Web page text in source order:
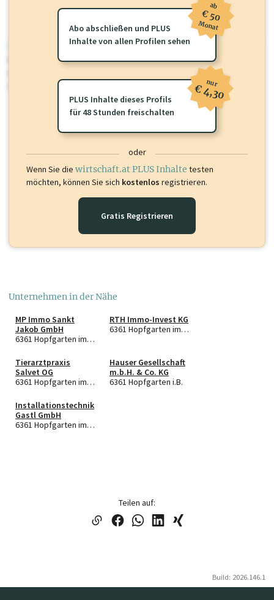
wirtschaft.at PLUS
Für dieses Profil gibt es zusätzlichewirtschaft.at PLUS Inhalte
Sie momentan nicht einsehen können. Schalten Sie dieses Profil frei
oder loggen Sie sich ein um diese Inhalte zu sehen.
Abo abschließen und PLUS
Inhalte von allen Profilen sehen
ab
€ 50
Monat
PLUS Inhalte dieses Profils
für 48 Stunden freischalten
nur
€ 4,30
oder
Wenn Sie die wirtschaft.at PLUS Inhalte testen
möchten, können Sie sich kostenlos registrieren.
Gratis Registrieren
Unternehmen in der Nähe
MP Immo Sankt
Jakob GmbH
6361 Hopfgarten im Brixental
RTH Immo-Invest KG
6361 Hopfgarten im Brixental
Tierarztpraxis
Salvet OG
6361 Hopfgarten im Brixental
Hauser Gesellschaft
m.b.H. & Co. KG
6361 Hopfgarten i.B.
Installationstechnik
Gastl GmbH
6361 Hopfgarten im Brixental
Teilen auf:
Build: 2026.146.1